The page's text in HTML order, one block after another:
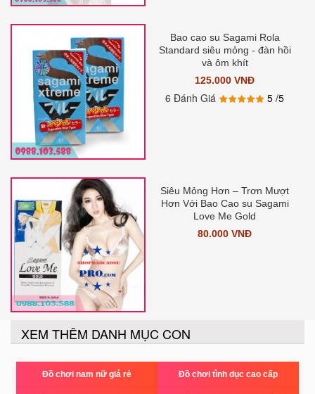
Bao cao su Sagami Rola
Standard siêu mỏng - đàn hồi
và ôm khít
125.000 VNĐ
6 Đánh Giá 5/5
Siêu Mỏng Hơn – Trơn Mượt
Hơn Với Bao Cao su Sagami
Love Me Gold
80.000 VNĐ
XEM THÊM DANH MỤC CON
Đồ chơi nam nữ giá rẻ Đồ chơi tình dục cao cấp